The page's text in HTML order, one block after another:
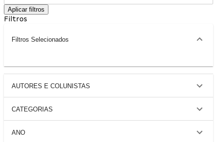
Aplicar filtros
Filtros
Filtros Selecionados
AUTORES E COLUNISTAS
CATEGORIAS
ANO